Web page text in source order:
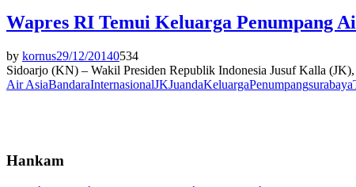
Wapres RI Temui Keluarga Penumpang
by kornus29/12/20140534
Sidoarjo (KN) – Wakil Presiden Republik Indonesia Jusuf Kalla
Air AsiaBandaraInternasionalJKJuandaKeluargaPenumpangsurabaya
Hankam